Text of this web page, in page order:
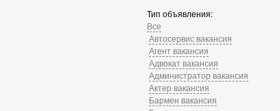
Тип объявления:
Все
Автосервис вакансия
Агент вакансия
Адвокат вакансия
Администратор вакансия
Актер вакансия
Бармен вакансия